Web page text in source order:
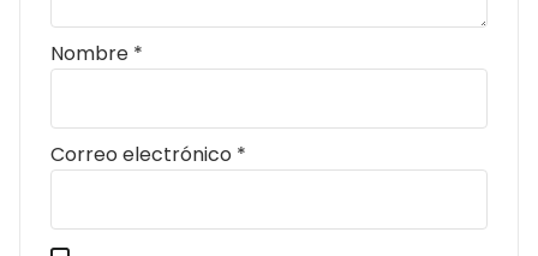
Nombre *
Correo electrónico *